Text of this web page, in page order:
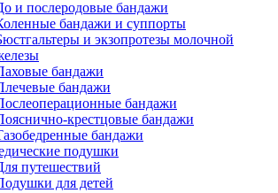
и послеродовые бандажи
бандажи и суппорты
и экзопротезы молочной
бандажи
бандажи
бандажи
крестцовые бандажи
бандажи
подушки
путешествий
для детей